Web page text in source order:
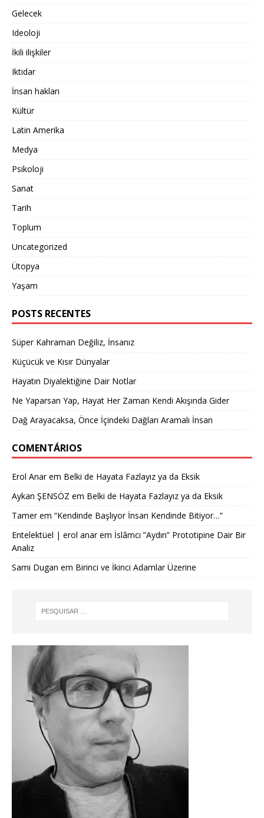
Gelecek
Ideoloji
İkili ilişkiler
Iktidar
İnsan hakları
Kültür
Latin Amerika
Medya
Psikoloji
Sanat
Tarih
Toplum
Uncategorized
Ütopya
Yaşam
POSTS RECENTES
Süper Kahraman Değiliz, İnsanız
Küçücük ve Kısır Dünyalar
Hayatın Diyalektiğine Dair Notlar
Ne Yaparsan Yap, Hayat Her Zaman Kendi Akışında Gider
Dağ Arayacaksa, Önce İçindeki Dağları Aramalı İnsan
COMENTÁRIOS
Erol Anarem Belki de Hayata Fazlayız ya da Eksik
Aykan ŞENSÖZ em Belki de Hayata Fazlayız ya da Eksik
Tamerem “Kendinde Başlıyor İnsan Kendinde Bitiyor…”
Entelektüel | erol anarem İslâmcı ”Aydın” Prototipine Dair Bir
Analiz
Sami Dugan em Birinci ve İkinci Adamlar Üzerine